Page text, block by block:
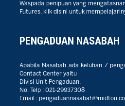
Waspada penipuan yang
Futures, klik disini untuk
PENGADUAN NASABAH
Apabila Nasabah ada keluhan /
Contact Center yaitu
Divisi Unit Pengaduan.
No. Telp : 021-29937308
Email :